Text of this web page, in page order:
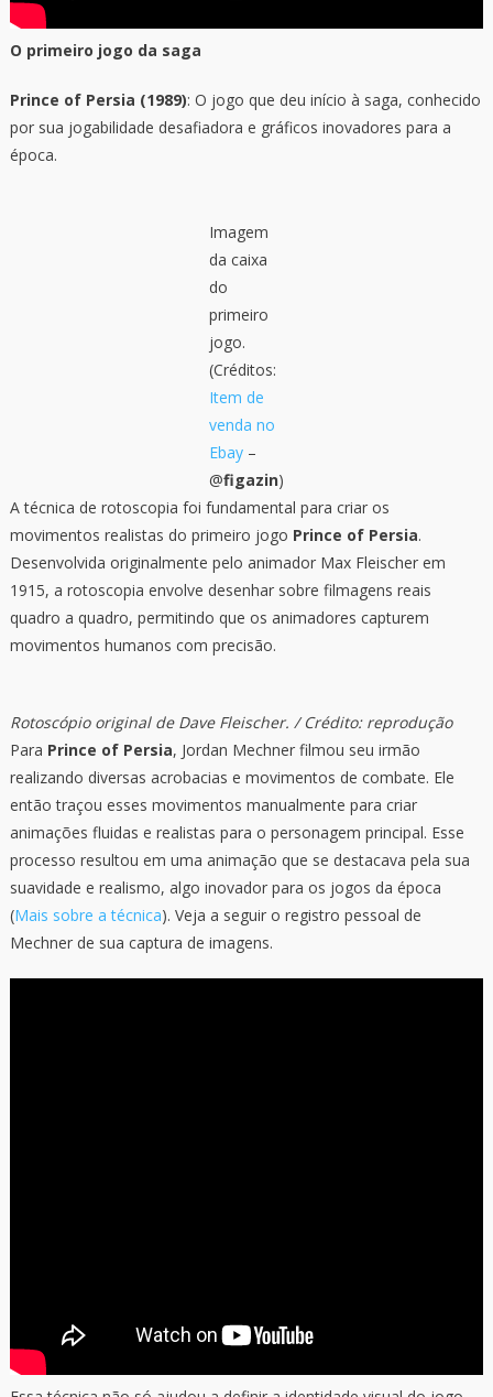
O primeiro jogo da saga
Prince of Persia (1989): O jogo que deu início à saga, conhecido
por sua jogabilidade desafiadora e gráficos inovadores para a
época.
Imagem
da caixa
do
primeiro
jogo.
(Créditos:
Item de
venda no
Ebay –
@figazin)
A técnica de rotoscopia foi fundamental para criar os
movimentos realistas do primeiro jogo Prince of Persia.
Desenvolvida originalmente pelo animador Max Fleischer em
1915, a rotoscopia envolve desenhar sobre filmagens reais
quadro a quadro, permitindo que os animadores capturem
movimentos humanos com precisão.
Rotoscópio original de Dave Fleischer. / Crédito: reprodução
Para Prince of Persia, Jordan Mechner filmou seu irmão
realizando diversas acrobacias e movimentos de combate. Ele
então traçou esses movimentos manualmente para criar
animações fluidas e realistas para o personagem principal. Esse
processo resultou em uma animação que se destacava pela sua
suavidade e realismo, algo inovador para os jogos da época
(Mais sobre a técnica). Veja a seguir o registro pessoal de
Mechner de sua captura de imagens.